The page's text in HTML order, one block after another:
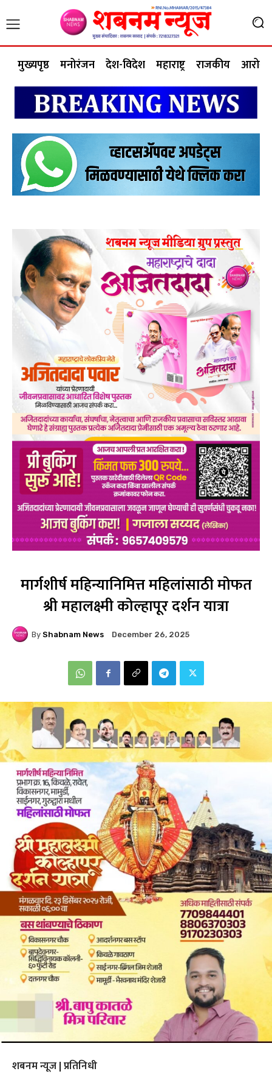
मुख्यपृष्ठ मनोरंजन देश-विदेश महाराष्ट्र राजकीय आरोग्य
मार्गशीर्ष महिन्यानिमित्त महिलांसाठी मोफत
श्री महालक्ष्मी कोल्हापूर दर्शन यात्रा
By Shabnam News December 26, 2025
शबनम न्यूज | प्रतिनिधी